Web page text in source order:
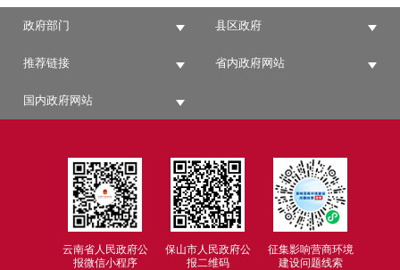
政府部门 县区政府
推荐链接 省内政府网站
国内政府网站
云南省人民政府公
报微信小程序
保山市人民政府公
报二维码
征集影响营商环境
建设问题线索